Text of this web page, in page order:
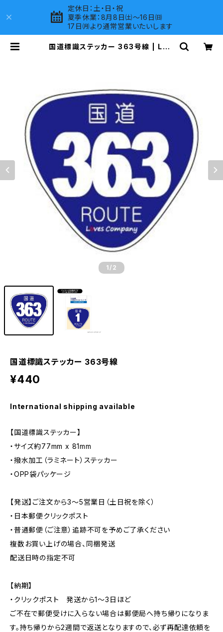
定休日：土・日・祝
夏季休業：8月8日㈯～16日㈰
17日㈪より通常営業いたいします
国道標識ステッカー 363号線 | LOV
1 /2
国道標識ステッカー 363号線
¥440
International shipping available
【国道標識ステッカー】
・サイズ約77mm x 81mm
・撥水加工（ラミネート）ステッカー
・OPP袋パッケージ
【発送】ご注文から3〜5営業日（土日祝を除く）
・日本郵便クリックポスト
・普通郵便（ご注意）追跡不可を予めご了承ください
複数お買い上げの場合、同梱発送
配送日時の指定不可
【納期】
・クリックポスト 発送から1〜3日ほど
ご不在で郵便受けに入らない場合は郵便局へ持ち帰りになりま
す。持ち帰りから2週間で返送となりますので、必ず再配達依頼を